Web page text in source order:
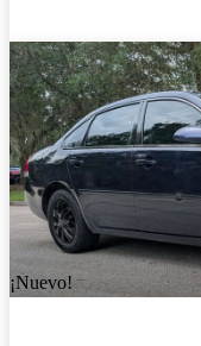
¡Nuevo!